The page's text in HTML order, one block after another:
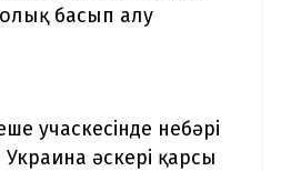
басып алу
учаскесінде небәрі
әскері қарсы